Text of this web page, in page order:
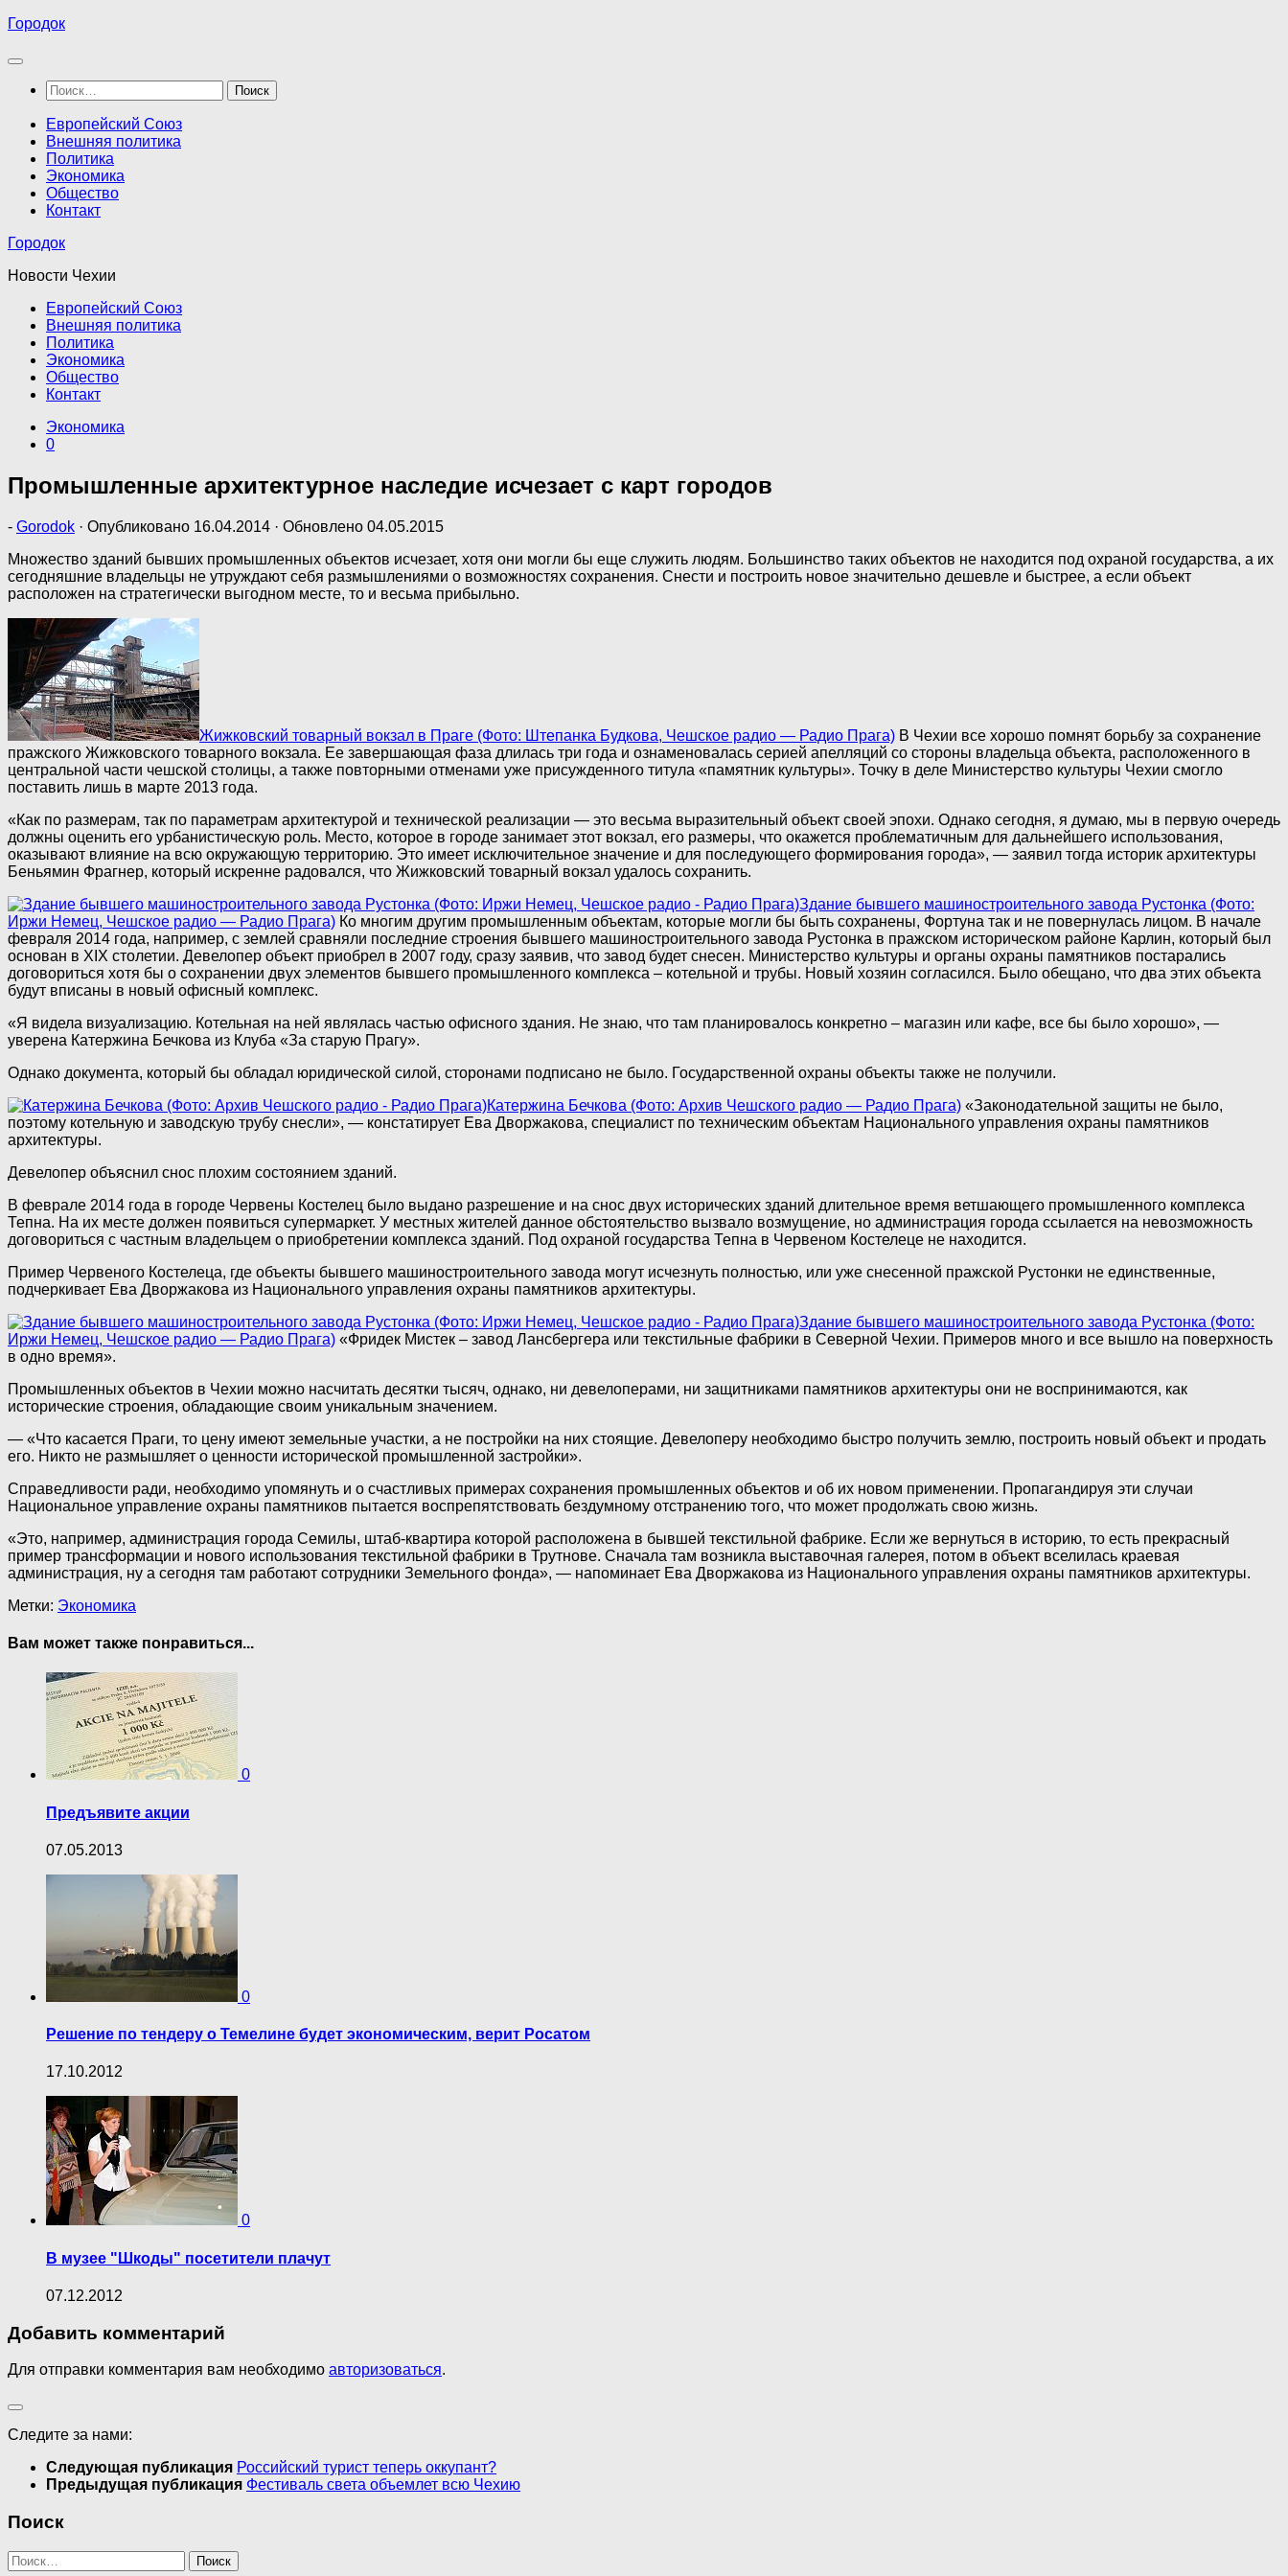
Перейти
содержимому
Городок
Найти:
Европейский Союз
Внешняя политика
Политика
Экономика
Общество
Контакт
Городок
Новости Чехии
Европейский Союз
Внешняя политика
Политика
Экономика
Общество
Контакт
Экономика
0
Промышленные архитектурное наследие исчезает с карт городов
- Gorodok · Опубликовано 16.04.2014 · Обновлено 04.05.2015
Множество зданий бывших промышленных объектов исчезает, хотя они могли бы еще служить людям. Большинство таких объектов не находится под охраной государства, а их
сегодняшние владельцы не утруждают себя размышлениями о возможностях сохранения. Снести и построить новое значительно дешевле и быстрее, а если объект
расположен на стратегически выгодном месте, то и весьма прибыльно.
Жижковский товарный вокзал в Праге (Фото: Штепанка Будкова, Чешское радио — Радио Прага) В Чехии все хорошо помнят борьбу за сохранение
пражского Жижковского товарного вокзала. Ее завершающая фаза длилась три года и ознаменовалась серией апелляций со стороны владельца объекта, расположенного в
центральной части чешской столицы, а также повторными отменами уже присужденного титула «памятник культуры». Точку в деле Министерство культуры Чехии смогло
поставить лишь в марте 2013 года.
«Как по размерам, так по параметрам архитектурой и технической реализации — это весьма выразительный объект своей эпохи. Однако сегодня, я думаю, мы в первую очередь
должны оценить его урбанистическую роль. Место, которое в городе занимает этот вокзал, его размеры, что окажется проблематичным для дальнейшего использования,
оказывают влияние на всю окружающую территорию. Это имеет исключительное значение и для последующего формирования города», — заявил тогда историк архитектуры
Беньямин Фрагнер, который искренне радовался, что Жижковский товарный вокзал удалось сохранить.
Здание бывшего машиностроительного завода Рустонка (Фото:
Иржи Немец, Чешское радио — Радио Прага) Ко многим другим промышленным объектам, которые могли бы быть сохранены, Фортуна так и не повернулась лицом. В начале
февраля 2014 года, например, с землей сравняли последние строения бывшего машиностроительного завода Рустонка в пражском историческом районе Карлин, который был
основан в XIX столетии. Девелопер объект приобрел в 2007 году, сразу заявив, что завод будет снесен. Министерство культуры и органы охраны памятников постарались
договориться хотя бы о сохранении двух элементов бывшего промышленного комплекса – котельной и трубы. Новый хозяин согласился. Было обещано, что два этих объекта
будут вписаны в новый офисный комплекс.
«Я видела визуализацию. Котельная на ней являлась частью офисного здания. Не знаю, что там планировалось конкретно – магазин или кафе, все бы было хорошо», —
уверена Катержина Бечкова из Клуба «За старую Прагу».
Однако документа, который бы обладал юридической силой, сторонами подписано не было. Государственной охраны объекты также не получили.
Катержина Бечкова (Фото: Архив Чешского радио — Радио Прага) «Законодательной защиты не было,
поэтому котельную и заводскую трубу снесли», — констатирует Ева Дворжакова, специалист по техническим объектам Национального управления охраны памятников
архитектуры.
Девелопер объяснил снос плохим состоянием зданий.
В феврале 2014 года в городе Червены Костелец было выдано разрешение и на снос двух исторических зданий длительное время ветшающего промышленного комплекса
Тепна. На их месте должен появиться супермаркет. У местных жителей данное обстоятельство вызвало возмущение, но администрация города ссылается на невозможность
договориться с частным владельцем о приобретении комплекса зданий. Под охраной государства Тепна в Червеном Костелеце не находится.
Пример Червеного Костелеца, где объекты бывшего машиностроительного завода могут исчезнуть полностью, или уже снесенной пражской Рустонки не единственные,
подчеркивает Ева Дворжакова из Национального управления охраны памятников архитектуры.
Здание бывшего машиностроительного завода Рустонка (Фото:
Иржи Немец, Чешское радио — Радио Прага) «Фридек Мистек – завод Лансбергера или текстильные фабрики в Северной Чехии. Примеров много и все вышло на поверхность
в одно время».
Промышленных объектов в Чехии можно насчитать десятки тысяч, однако, ни девелоперами, ни защитниками памятников архитектуры они не воспринимаются, как
исторические строения, обладающие своим уникальным значением.
— «Что касается Праги, то цену имеют земельные участки, а не постройки на них стоящие. Девелоперу необходимо быстро получить землю, построить новый объект и продать
его. Никто не размышляет о ценности исторической промышленной застройки».
Справедливости ради, необходимо упомянуть и о счастливых примерах сохранения промышленных объектов и об их новом применении. Пропагандируя эти случаи
Национальное управление охраны памятников пытается воспрепятствовать бездумному отстранению того, что может продолжать свою жизнь.
«Это, например, администрация города Семилы, штаб-квартира которой расположена в бывшей текстильной фабрике. Если же вернуться в историю, то есть прекрасный
пример трансформации и нового использования текстильной фабрики в Трутнове. Сначала там возникла выставочная галерея, потом в объект вселилась краевая
администрация, ну а сегодня там работают сотрудники Земельного фонда», — напоминает Ева Дворжакова из Национального управления охраны памятников архитектуры.
Метки: Экономика
Вам может также понравиться...
0
Предъявите акции
07.05.2013
0
Решение по тендеру о Темелине будет экономическим, верит Росатом
17.10.2012
0
В музее "Шкоды" посетители плачут
07.12.2012
Добавить комментарий
Для отправки комментария вам необходимо авторизоваться.
Следите за нами:
Следующая публикация Российский турист теперь оккупант?
Предыдущая публикация Фестиваль света объемлет всю Чехию
Поиск
Найти: